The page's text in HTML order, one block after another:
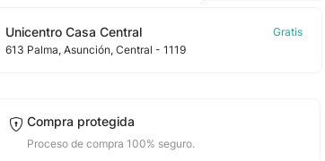
Unicentro Casa Central
613 Palma, Asunción, Central - 1119
Compra protegida
Proceso de compra 100% seguro.